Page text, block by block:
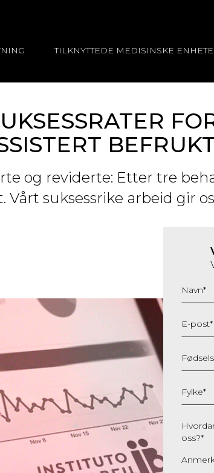
TILKNYTTEDE MEDISINSKE
og reviderte: Etter tre
Vårt suksessrike arbeid gir
Navn*
E-post*
slash
MM
YYYY
Fylke*
oss?*